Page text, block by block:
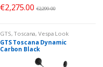
€2,275.00 €2,299.00
GTS,Toscana,Vespa Look
GTS Toscana Dynamic
Carbon Black